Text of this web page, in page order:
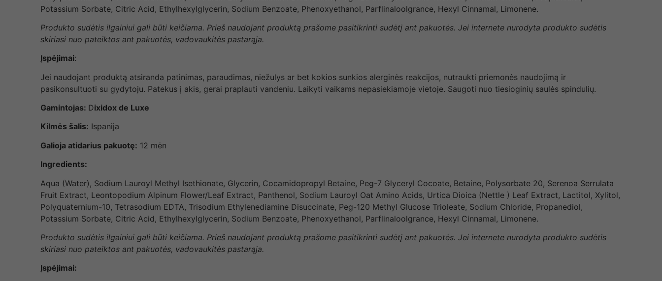
Potassium Sorbate, Citric Acid, Ethylhexylglycerin, Sodium Benzoate, Phenoxyethanol, Parflinaloolgrance, Hexyl Cinnamal, Limonene.
Produkto sudėtis ilgainiui gali būti keičiama. Prieš naudojant produktą prašome pasitikrinti sudėtį ant pakuotės. Jei internete nurodyta produkto sudėtis
skiriasi nuo pateiktos ant pakuotės, vadovaukitės pastarąja.
Įspėjimai:
Jei naudojant produktą atsiranda patinimas, paraudimas, niežulys ar bet kokios sunkios alerginės reakcijos, nutraukti priemonės naudojimą ir
pasikonsultuoti su gydytoju. Patekus į akis, gerai praplauti vandeniu. Laikyti vaikams nepasiekiamoje vietoje. Saugoti nuo tiesioginių saulės spindulių.
Gamintojas: Dixidox de Luxe
Kilmės šalis: Ispanija
Galioja atidarius pakuotę: 12 mėn
Ingredients:
Aqua (Water), Sodium Lauroyl Methyl Isethionate, Glycerin, Cocamidopropyl Betaine, Peg-7 Glyceryl Cocoate, Betaine, Polysorbate 20, Serenoa Serrulata
Fruit Extract, Leontopodium Alpinum Flower/Leaf Extract, Panthenol, Sodium Lauroyl Oat Amino Acids, Urtica Dioica (Nettle ) Leaf Extract, Lactitol, Xylitol,
Polyquaternium-10, Tetrasodium EDTA, Trisodium Ethylenediamine Disuccinate, Peg-120 Methyl Glucose Trioleate, Sodium Chloride, Propanediol,
Potassium Sorbate, Citric Acid, Ethylhexylglycerin, Sodium Benzoate, Phenoxyethanol, Parflinaloolgrance, Hexyl Cinnamal, Limonene.
Produkto sudėtis ilgainiui gali būti keičiama. Prieš naudojant produktą prašome pasitikrinti sudėtį ant pakuotės. Jei internete nurodyta produkto sudėtis
skiriasi nuo pateiktos ant pakuotės, vadovaukitės pastarąja.
Įspėjimai: